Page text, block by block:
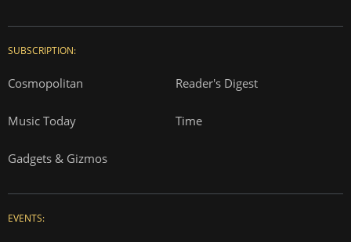
SUBSCRIPTION:
Cosmopolitan Reader's Digest
Music Today Time
Gadgets & Gizmos
EVENTS: